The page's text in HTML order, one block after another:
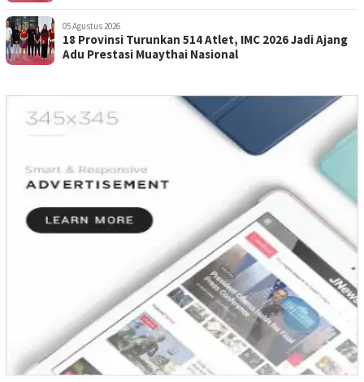
05 Agustus 2026
18 Provinsi Turunkan 514 Atlet, IMC 2026 Jadi Ajang
Adu Prestasi Muaythai Nasional